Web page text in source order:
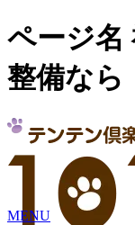
ページ名
整備なら
MENU